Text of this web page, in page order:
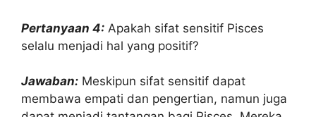
Pertanyaan 4: Apakah sifat sensitif Pisces
selalu menjadi hal yang positif?
Jawaban: Meskipun sifat sensitif dapat
membawa empati dan pengertian, namun juga